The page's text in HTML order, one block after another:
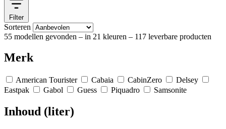
Filter
Sorteren
55 modellen gevonden – in 21 kleuren – 117 leverbare producten
Merk
American Tourister Cabaia CabinZero
Delsey
Eastpak
Gabol Guess Piquadro Samsonite
Inhoud (liter)